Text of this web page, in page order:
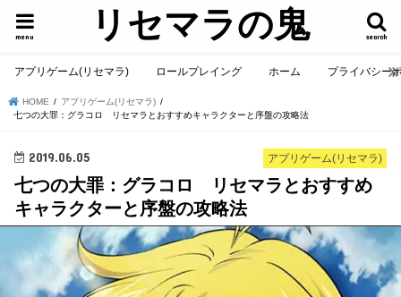
リセマラの鬼 search
menu
アプリゲーム(リセマラ) ロールプレイング ホーム プライバシー
HOME
アプリゲーム(リセマラ)
七つの大罪：グラコロ リセマラとおすすめキャラクターと序盤の攻略法
アプリゲーム(リセマラ)
2019.06.05
七つの大罪：グラコロ リセマラとおすすめ
キャラクターと序盤の攻略法